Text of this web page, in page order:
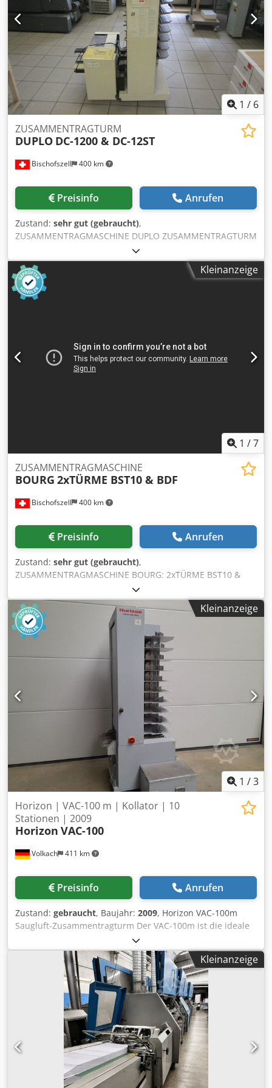
1 / 6
Bischofszell 400 km
ZUSAMMENTRAGTURM
DUPLO DC-1200 & DC-12ST
Preisinfo Anrufen
Zustand: sehr gut (gebraucht),
ZUSAMMENTRAGMASCHINE DUPLO ZUSAMMENTRAGTURM
DC-1200 & DC-12ST Bestehend aus: Dkjdpfxsyy Ixns Acajr
Duplo Collator DC-1200 // Ser.Nr.: 60718856 // Stationen:
12 DC-12ST // Ser.Nr.: 61029010
Kleinanzeige
1 /7
Bischofszell 400 km
ZUSAMMENTRAGMASCHINE
BOURG 2xTÜRME BST10 & BDF
Preisinfo Anrufen
Zustand: sehr gut (gebraucht),
ZUSAMMENTRAGMASCHINE BOURG: 2xTÜRME BST10 &
BDF Zähler: Anzahl d. Sätze: 2092702 // Anz. d. Blätter:
2102565 // Anz. Heftungen: 1807398 // Anz. Falzungen:
2022952 // Anz. d. Schnitte: 1763900 Ausstattung: 2x
TÜRME BST10 / BST 10 (mit je 10 Stationen) M.Nr.: 02 01 4
1834 M.Nr.: 02 11 4 1769 BDF M.Nr.: 40 12 4 1046
Dodpfxoir U Rts Acaskr noch zwei Ersatzdrahtheftköpfe
Kleinanzeige
1 /3
Volkach 411 km
Horizon | VAC-100 m | Kollator | 10
Stationen | 2009
Horizon VAC-100
Preisinfo Anrufen
Zustand: gebraucht, Baujahr: 2009, Horizon VAC-100m
Saugluft-Zusammentragturm Der VAC-100m ist die ideale
Lösung für Druckereien, die ihre Produktionskapazitäten
erweitern möchten, ohne in komplett neue Systeme
investieren zu müssen. Seine einfache Integration mit dem
VAC-100a Turm und die hohe Zuverlässigkeit machen ihn
zu einer wertvollen Ergänzung Ihrer Produktionslinie.
Besondere Merkmale: Kosteneffizienz: Der VAC-100m ist
eine kostengünstige Erweiterungslösung, da er ohne
eigenes Display und Steuerungseinheit auskommt. Dies
reduziert die Anschaffungskosten und ermöglicht es
Ihnen, bestehende Systeme kosteneffizient zu erweitern.
Erweiterbare Kapazität: Durch die Möglichkeit, bis zu 5
VAC-100m Türme an einen VAC-100a Turm anzuschließen,
Kleinanzeige